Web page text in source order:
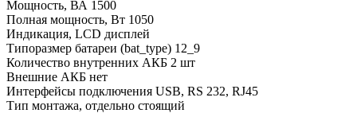
Мощность, ВА 1500
Полная мощность, Вт 1050
Индикация, LCD дисплей
Типоразмер батареи (bat_type) 12_9
Количество внутренних АКБ 2 шт
Внешние АКБ нет
Интерфейсы подключения USB, RS 232, RJ45
Тип монтажа, отдельно стоящий